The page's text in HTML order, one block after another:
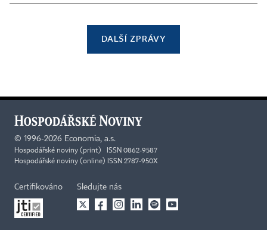
DALŠÍ ZPRÁVY
© 1996-2026 Economia, a.s.
Hospodářské noviny (print) ISSN 0862-9587
Hospodářské noviny (online) ISSN 2787-950X
Certifikováno Sledujte nás